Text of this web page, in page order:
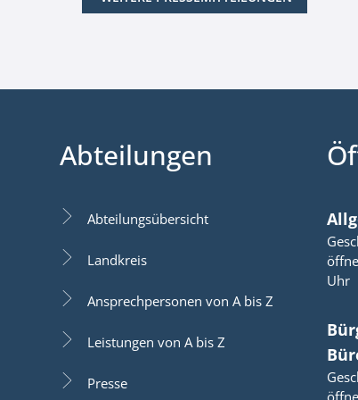
Abteilungen
Abteilungsübersicht
Landkreis
Ansprechpersonen von A bis Z
Leistungen von A bis Z
Presse
Uhr